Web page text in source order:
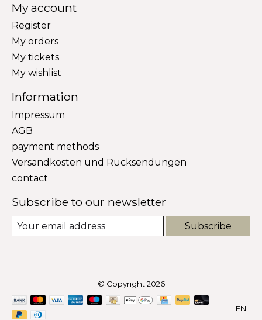
My account
Register
My orders
My tickets
My wishlist
Information
Impressum
AGB
payment methods
Versandkosten und Rücksendungen
contact
Subscribe to our newsletter
Subscribe
© Copyright 2026
EN